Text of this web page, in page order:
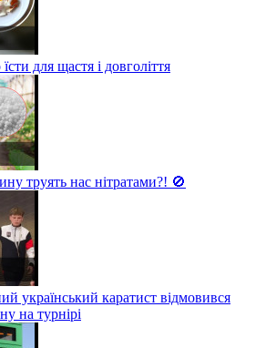
для щастя і довголіття
труять нас нітратами?! 🚫
український каратист відмовився
на турнірі